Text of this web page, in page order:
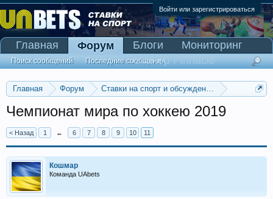
Войти или зарегистрироваться
Главная Форум
Ставки на спорт и обсуждение спортивных
Чемпионат мира по хоккею 2019
< Назад 1 ← 6 7 8 9 10 11
Кошмар
Команда UAbets
Главная Форум
Поиск сообщений Последние сообщения
Блоги
Мониторинг
Сканер Pinnacle